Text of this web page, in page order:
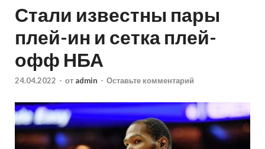
Стали известны пары
плей-ин и сетка плей-
офф НБА
24.04.2022 - от admin - Оставьте комментарий